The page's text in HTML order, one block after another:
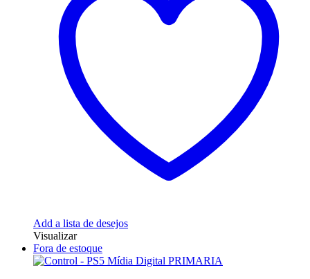
Add a lista de desejos
Visualizar
Fora de estoque